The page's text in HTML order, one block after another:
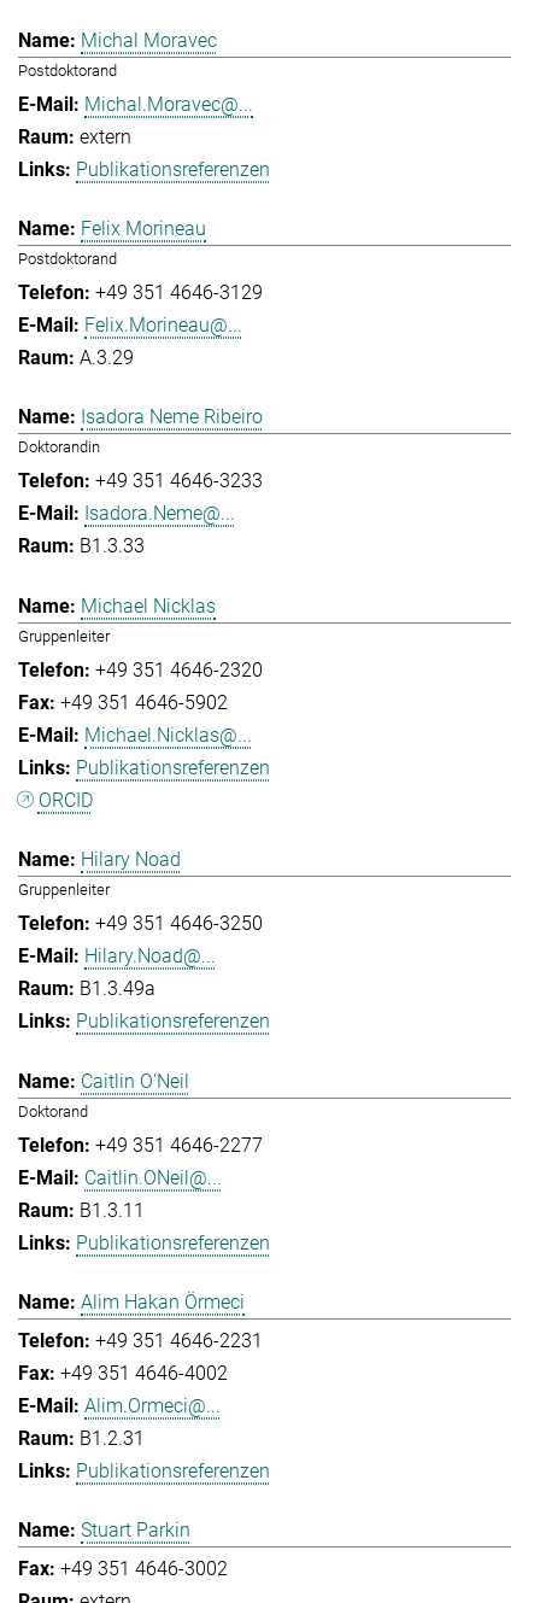
Michal Moravec
Postdoktorand
Michal.Moravec@...
extern
Publikationsreferenzen
Felix Morineau
Postdoktorand
+49 351 4646-3129
Felix.Morineau@...
A.3.29
Isadora Neme Ribeiro
Doktorandin
+49 351 4646-3233
Isadora.Neme@...
B1.3.33
Michael Nicklas
Gruppenleiter
+49 351 4646-2320
+49 351 4646-5902
Michael.Nicklas@...
Publikationsreferenzen
ORCID
Hilary Noad
Gruppenleiter
+49 351 4646-3250
Hilary.Noad@...
B1.3.49a
Publikationsreferenzen
Caitlin O'Neil
Doktorand
+49 351 4646-2277
Caitlin.ONeil@...
B1.3.11
Publikationsreferenzen
Alim Hakan Örmeci
+49 351 4646-2231
+49 351 4646-4002
Alim.Ormeci@...
B1.2.31
Publikationsreferenzen
Stuart Parkin
+49 351 4646-3002